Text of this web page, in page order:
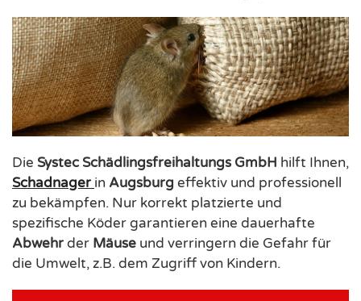
Die Systec Schädlingsfreihaltungs GmbH hilft Ihnen,
Schadnager in Augsburg effektiv und professionell
zu bekämpfen. Nur korrekt platzierte und
spezifische Köder garantieren eine dauerhafte
Abwehrder Mäuse und verringern die Gefahr für
die Umwelt, z.B. dem Zugriff von Kindern.